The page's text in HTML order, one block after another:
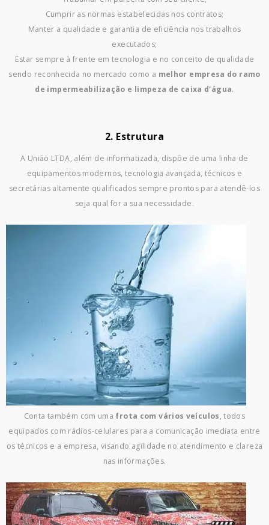
Cumprir as normas estabelecidas nos contratos;
Manter a qualidade e garantia de eficiência nos trabalhos
executados;
Estar sempre à frente em tecnologia e no conceito de qualidade
sendo reconhecida no mercado como a melhor empresa do ramo
de impermeabilização e limpeza de caixa d'água.
2. Estrutura
A União LTDA, além de informatizada, dispõe de uma linha de
equipamentos modernos, tecnologia avançada, técnicos e
secretárias altamente qualificados sempre prontos para atendê-los
seja qual for a sua necessidade.
Conta também com uma frota com vários veículos, todos
equipados com rádios-celulares para a comunicação imediata entre
os técnicos e a empresa, visando agilidade no atendimento e clareza
nas informações.